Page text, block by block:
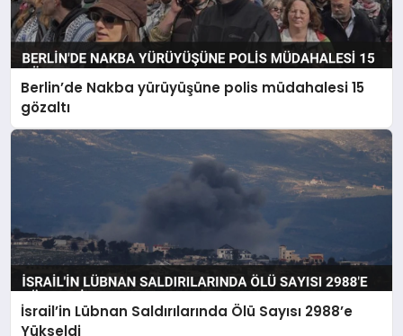
Berlin’de Nakba yürüyüşüne polis müdahalesi 15
gözaltı
İsrail’in Lübnan Saldırılarında Ölü Sayısı 2988’e
Yükseldi